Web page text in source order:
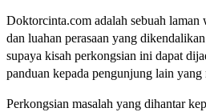
Doktorcinta.com adalah sebuah laman
dan luahan perasaan yang
supaya kisah perkongsian ini dapat
panduan kepada pengunjung lain yang
Perkongsian masalah yang dihantar